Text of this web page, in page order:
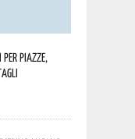
piazze,